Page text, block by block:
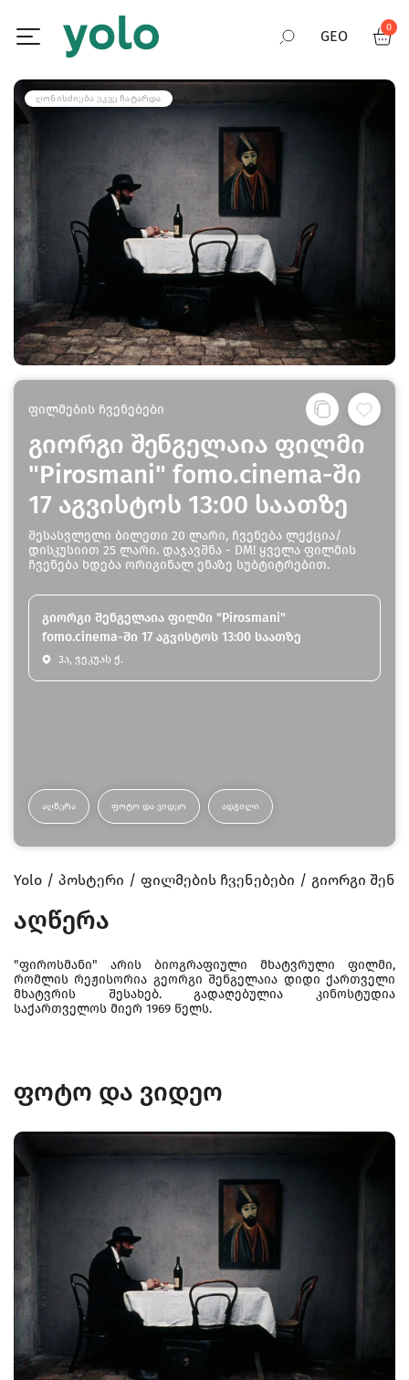
GEO
0
ᲦᲝᲜᲘᲡᲫᲘᲔᲑᲐ ᲣᲙᲕᲔ ᲩᲐᲢᲐᲠᲓᲐ
ფილმების ჩვენებები
გიორგი შენგელაია ფილმი
"Pirosmani" fomo.cinema-ში
17 აგვისტოს 13:00 საათზე
შესასვლელი ბილეთი 20 ლარი, ჩვენება ლექცია/
დისკუსიით 25 ლარი. დაჯავშნა - DM! ყველა ფილმის
ჩვენება ხდება ორიგინალ ენაზე სუბტიტრებით.
გიორგი შენგელაია ფილმი "Pirosmani"
fomo.cinema-ში 17 აგვისტოს 13:00 საათზე
3ა, ვეკუას ქ.
ᲐᲦᲬᲔᲠᲐ ᲤᲝᲢᲝ ᲓᲐ ᲕᲘᲓᲔᲝ ᲐᲓᲒᲘᲚᲘ
Yolo პოსტერი ფილმების ჩვენებები გიორგი
აღწერა
"ფიროსმანი" არის ბიოგრაფიული მხატვრული ფილმი,
რომლის რეჟისორია გეორგი შენგელაია დიდი ქართველი
მხატვრის შესახებ. გადაღებულია კინოსტუდია
საქართველოს მიერ 1969 წელს.
ფოტო და ვიდეო